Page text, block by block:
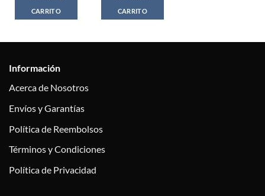
CARRITO
CARRITO
Información
Acerca de Nosotros
Envíos y Garantías
Política de Reembolsos
Términos y Condiciones
Política de Privacidad